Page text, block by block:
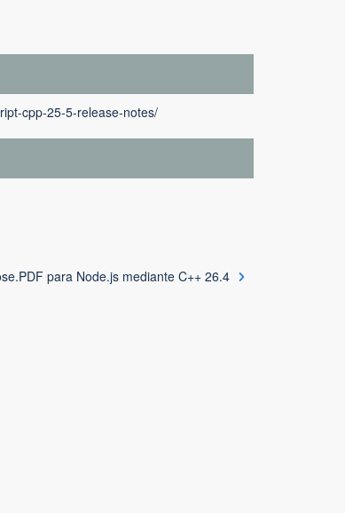
cpp-25-5-release-notes/
para Node.js mediante C++ 26.4